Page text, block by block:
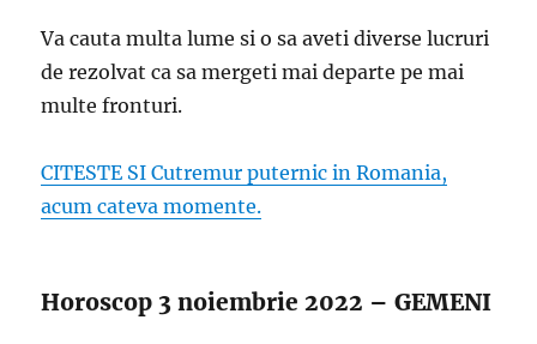
Va cauta multa lume si o sa aveti diverse lucruri
de rezolvat ca sa mergeti mai departe pe mai
multe fronturi.
CITESTE SI Cutremur puternic in Romania,
acum cateva momente.
Horoscop 3 noiembrie 2022 – GEMENI